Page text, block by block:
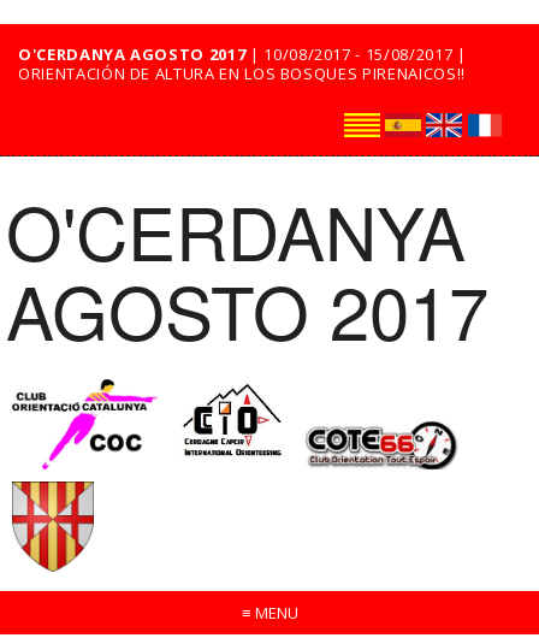
O'CERDANYA AGOSTO 2017| 10/08/2017 - 15/08/2017 |
ORIENTACIÓN DE ALTURA EN LOS BOSQUES PIRENAICOS!!
O'CERDANYA
AGOSTO 2017
≡ MENU